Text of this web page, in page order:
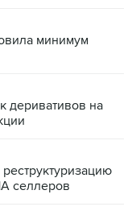
минимум
деривативов на
селлеров